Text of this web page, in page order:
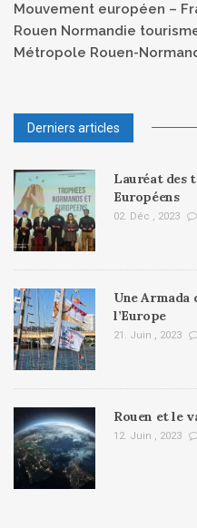
Mouvement européen –
Rouen Normandie
Métropole Rouen-
Derniers articles
Lauréat des
Européens
02. Déc , 2023
Une Armada
l’Europe
21. Juin , 2023
Rouen et le
12. Juin , 2023